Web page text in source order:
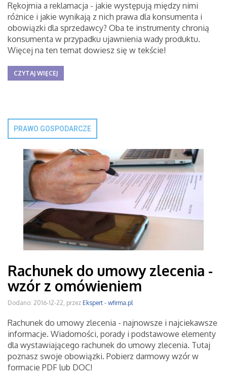
Rękojmia a reklamacja - jakie występują między nimi
różnice i jakie wynikają z nich prawa dla konsumenta i
obowiązki dla sprzedawcy? Oba te instrumenty chronią
konsumenta w przypadku ujawnienia wady produktu.
Więcej na ten temat dowiesz się w tekście!
CZYTAJ WIĘCEJ
PRAWO GOSPODARCZE
Rachunek do umowy zlecenia -
wzór z omówieniem
Dodano: 2016-12-22, przez Ekspert - wfirma.pl
Rachunek do umowy zlecenia - najnowsze i najciekawsze
informacje. Wiadomości, porady i podstawowe elementy
dla wystawiającego rachunek do umowy zlecenia. Tutaj
poznasz swoje obowiązki. Pobierz darmowy wzór w
formacie PDF lub DOC!